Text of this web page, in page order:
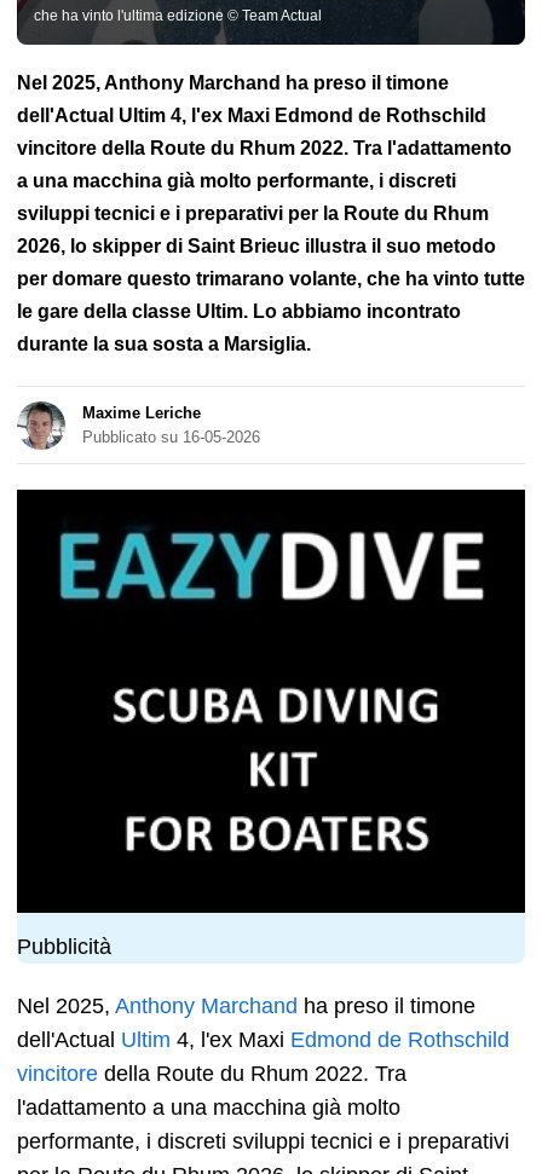
Sfida Azimut Diam 24 Figaro 3 Gara dei Golden Globe
Gran
Premio Guyader
La Transat AG2R La Mondiale
Ouest Francia Sedia a sdraio doppia
che ha vinto l'ultima edizione © Team Actual
Nel 2025, Anthony Marchand ha preso il timone
dell'Actual Ultim 4, l'ex Maxi Edmond de Rothschild
vincitore della Route du Rhum 2022. Tra l'adattamento
a una macchina già molto performante, i discreti
sviluppi tecnici e i preparativi per la Route du Rhum
2026, lo skipper di Saint Brieuc illustra il suo metodo
per domare questo trimarano volante, che ha vinto tutte
le gare della classe Ultim. Lo abbiamo incontrato
durante la sua sosta a Marsiglia.
Maxime Leriche
Pubblicato su 16-05-2026
Pubblicità
Nel 2025, Anthony Marchand ha preso il timone
dell'Actual Ultim 4, l'ex Maxi Edmond de Rothschild
vincitore della Route du Rhum 2022. Tra
l'adattamento a una macchina già molto
performante, i discreti sviluppi tecnici e i preparativi